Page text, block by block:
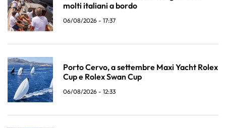
molti italiani a bordo
06/08/2026 - 17:37
Porto Cervo, a settembre Maxi Yacht Rolex
Cup e Rolex Swan Cup
06/08/2026 - 12:33